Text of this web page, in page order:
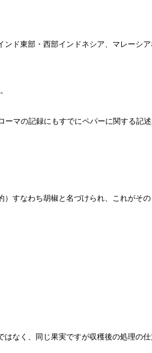
ド東部・西部インドネシア、マレーシ
マの記録にもすでにペパーに関する記述
すなわち胡椒と名づけられ、これがそ
なく、同じ果実ですが収穫後の処理の